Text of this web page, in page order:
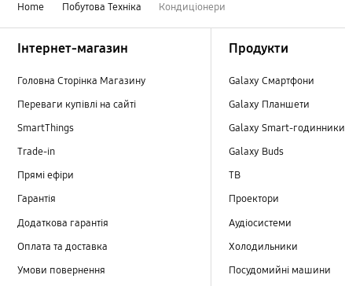
Home Побутова Технiка Кондиціонери
Інтернет-магазин
Головна Сторінка Магазину
Переваги купівлі на сайті
SmartThings
Trade-in
Прямі ефіри
Гарантія
Додаткова гарантія
Оплата та доставка
Умови повернення
Продукти
Galaxy Смартфони
Galaxy Планшети
Galaxy Smart-годинники
Galaxy Buds
TB
Проектори
Аудіосистеми
Холодильники
Посудомийні машини